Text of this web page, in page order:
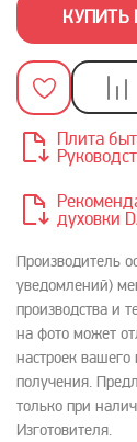
КУПИТЬ
Производитель
уведомлений)
производства и
на фото может
настроек вашего
получения.
только при
Изготовителя.
Плита
духовки